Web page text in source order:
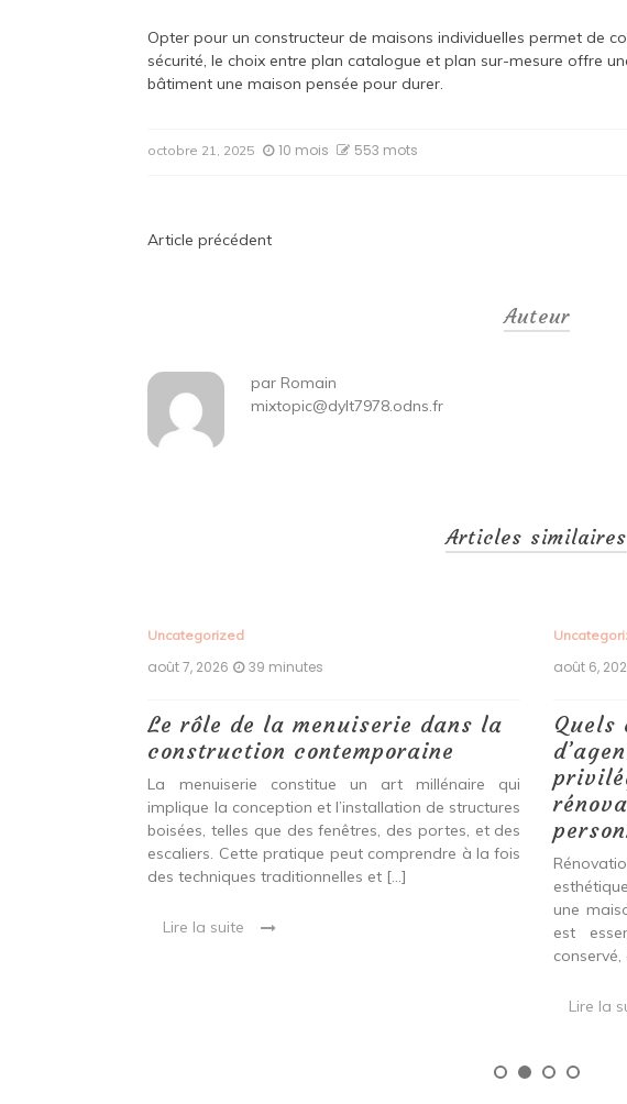
Opter pour un constructeur de maisons individuelles permet de
sécurité, le choix entre plan catalogue et plan sur-mesure offre
bâtiment une maison pensée pour durer.
octobre 21, 2025 10 mois 553 mots
Navigation
Article précédent
Auteur
par Romain
mixtopic@dylt7978.odns.fr
Articles similaires
Uncategorized
août 6, 2026 18 heures
Quels choix de matériaux,
d’agencements et de techniques
privilégier pour réussir une
rénovation esthétique, durable et
personnalisée
Rénovation de maison : l’alliance entre confort,
esthétique et performance énergétique Rénover
est essentiel de distinguer ce qui peut être
août 6,
Qu’il
service.
Lire la